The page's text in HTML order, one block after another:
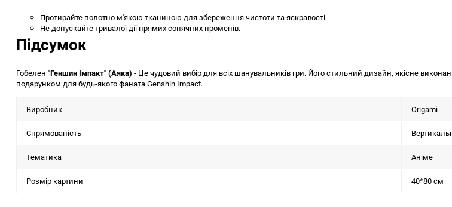
Протирайте полотно м'якою тканиною для збереження чистоти та яскравості.
Не допускайте тривалої дії прямих сонячних променів.
Підсумок
Гобелен "Геншин Імпакт" (Аяка) - Це чудовий вибір для всіх шанувальників гри. Його стильний дизайн, якісне
подарунком для будь-якого фаната Genshin Impact.
Виробник Origami
Спрямованість
Тематика Аніме
Розмір картини 40*80 см